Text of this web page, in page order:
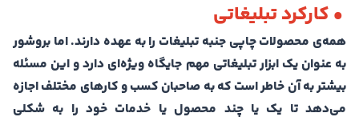
• کارکرد تبلیغاتی
همه‌ی محصولات چاپی جنبه تبلیغات را به عهده دارند. اما بروشور
به عنوان یک ابزار تبلیغاتی مهم جایگاه ویژه‌ای دارد و این مسئله
بیشتر به آن خاطر است که به صاحبان کسب و کارهای مختلف اجازه
می‌دهد تا یک یا چند محصول یا خدمات خود را به شکلی